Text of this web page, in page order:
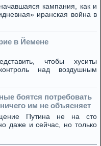
кампания, как и
иранская война в
в Йемене
чтобы хуситы
над воздушным
боятся потребовать
им не объясняет
Путина не на сто
даже и сейчас, но только